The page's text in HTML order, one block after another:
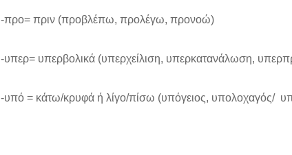
-προ= πριν (προβλέπω, προλέγω, προνοώ)
-υπερ= υπερβολικά (υπερχείλιση, υπερκατανάλωση,
-υπό = κάτω/κρυφά ή λίγο/πίσω (υπόγειος,